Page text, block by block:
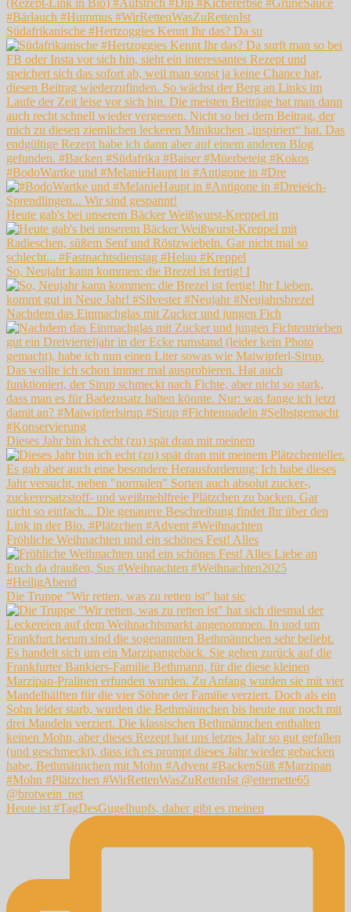
Südafrikanische #Hertzoggies Kennt Ihr das? Da su
#BodoWartke und #MelanieHaupt in #Antigone in #Dre
Heute gab's bei unserem Bäcker Weißwurst-Kreppel m
So, Neujahr kann kommen: die Brezel ist fertig! I
Nachdem das Einmachglas mit Zucker und jungen Fich
Dieses Jahr bin ich echt (zu) spät dran mit meinem
Fröhliche Weihnachten und ein schönes Fest! Alles
Die Truppe "Wir retten, was zu retten ist" hat sic
Heute ist #TagDesGugelhupfs, daher gibt es meinen